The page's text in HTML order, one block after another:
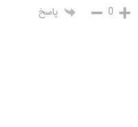
0 پاسخ